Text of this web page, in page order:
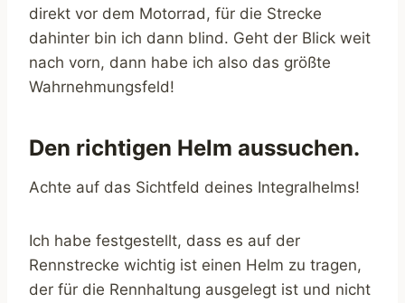
direkt vor dem Motorrad, für die Strecke
dahinter bin ich dann blind. Geht der Blick weit
nach vorn, dann habe ich also das größte
Wahrnehmungsfeld!
Den richtigen Helm aussuchen.
Achte auf das Sichtfeld deines Integralhelms!
Ich habe festgestellt, dass es auf der
Rennstrecke wichtig ist einen Helm zu tragen,
der für die Rennhaltung ausgelegt ist und nicht